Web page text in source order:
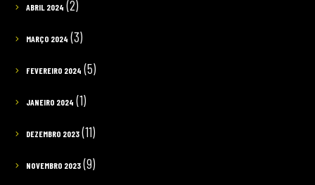
ABRIL 2024 (2)
MARÇO 2024 (3)
FEVEREIRO 2024 (5)
JANEIRO 2024 (1)
DEZEMBRO 2023(11)
NOVEMBRO 2023(9)